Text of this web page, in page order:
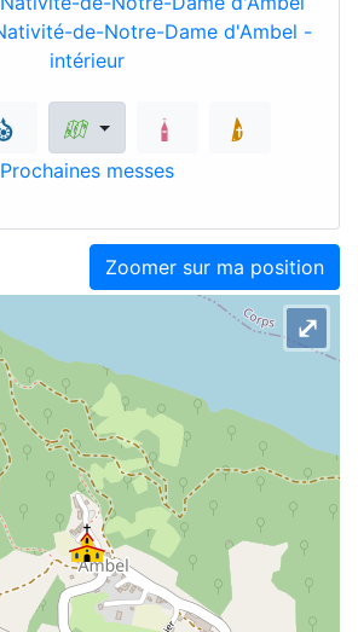
Prochaines messes
Zoomer sur ma position
⤢